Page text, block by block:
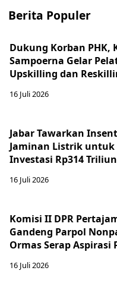
Berita Populer
Dukung Korban PHK,
Sampoerna Gelar
Upskilling dan
16 Juli 2026
Jabar Tawarkan
Jaminan Listrik untuk
Investasi Rp314 Triliun
16 Juli 2026
Komisi II DPR
Gandeng Parpol
Ormas Serap Aspirasi
16 Juli 2026